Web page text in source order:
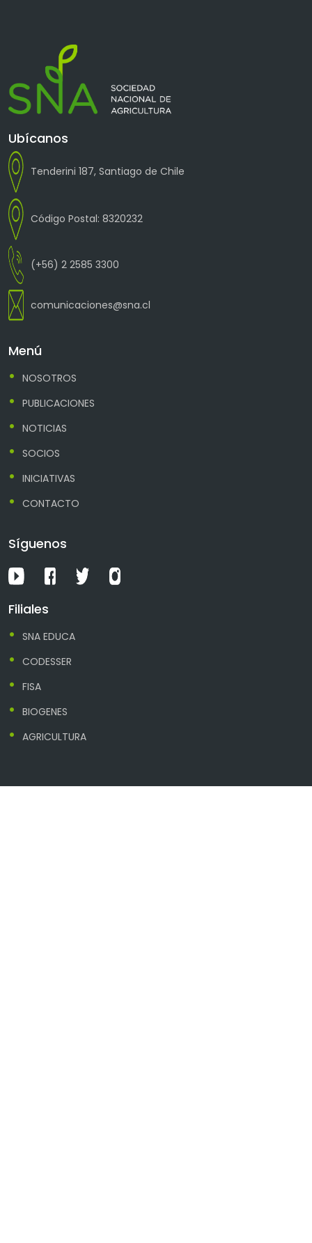
Ubícanos
Tenderini 187, Santiago de Chile
Código Postal: 8320232
(+56) 2 2585 3300
comunicaciones@sna.cl
Menú
NOSOTROS
PUBLICACIONES
NOTICIAS
SOCIOS
INICIATIVAS
CONTACTO
Síguenos
Filiales
SNA EDUCA
CODESSER
FISA
BIOGENES
AGRICULTURA